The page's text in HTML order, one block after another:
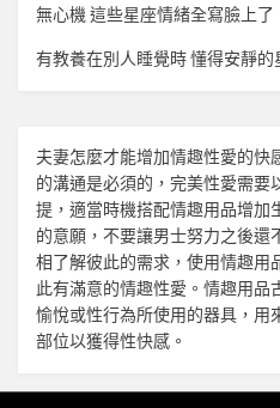
無心機 這些星座情緒全寫臉上了
有教養在別人睡覺時 懂得安靜的
夫妻怎麼才能增加情趣性愛的快
的溝通是必須的，完美性愛需要
提，適當時機搭配情趣用品增加
的意願，不要讓男士努力之後還
相了解彼此的需求，使用情趣用
此有滿意的情趣性愛。 情趣用品
愉悅或性行為所使用的器具，用
部位以獲得性快感。